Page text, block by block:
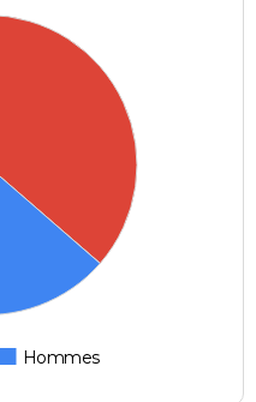
Hommes